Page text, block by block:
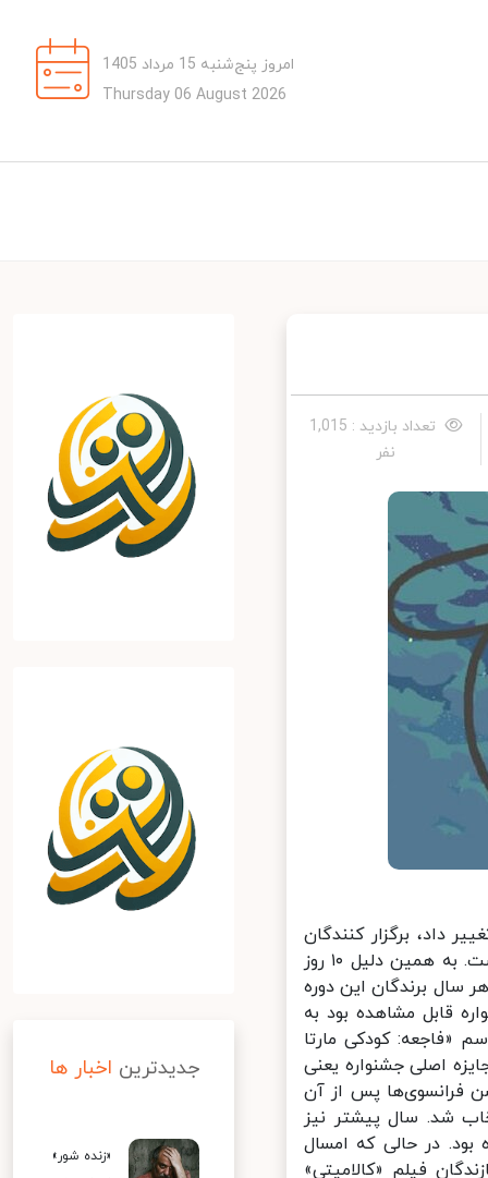
امروز پنج‌شنبه 15 مرداد 1405
Thursday 06 August 2026
تعداد بازدید : 1,015
نفر
تغییر داد، برگزار کنندگان
جشنواره احساس کردند که حفظ این تاریخ از نظر سمبولیک بسیار مهم است. به همین دلیل ۱۰ روز
۲۰ ژوئن (۳۱ خرداد) به رسم هر سال برندگان این دوره
قابل مشاهده بود به
«فاجعه: کودکی مارتا
اصلی جشنواره یعنی
فرانسوی‌ها پس از آن
شد. سال پیشتر نیز
در حالی که امسال
فیلم «کالامیتی»
جدیدترین اخبار ها
«زنده شور»